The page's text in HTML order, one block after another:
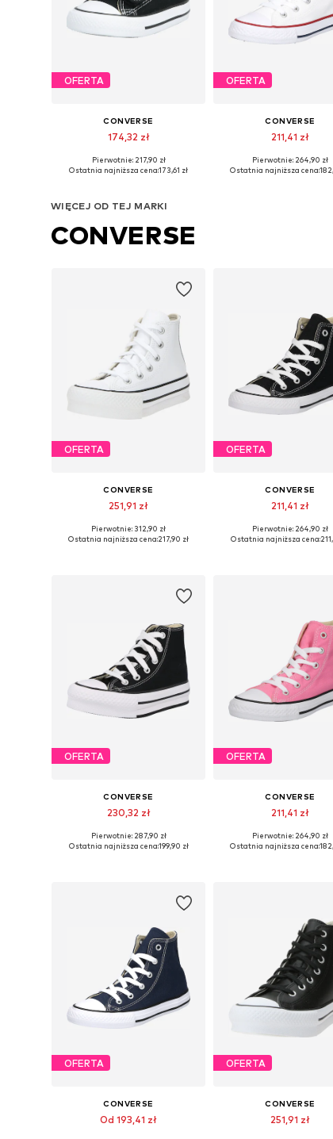
OFERTA
CONVERSE
174,32 zł
Dostępne w różnych rozmiarach
Pierwotnie: 217,90 zł
Ostatnia najniższa cena:173,61 zł
OFERTA
CONVERSE
211,41 zł
Dostępne w różnych
Pierwotnie: 264,90 zł
Ostatnia najniższa cena:
WIĘCEJ OD TEJ MARKI
CONVERSE
OFERTA
CONVERSE
251,91 zł
Dostępne w różnych rozmiarach
Pierwotnie: 312,90 zł
Ostatnia najniższa cena:217,90 zł
OFERTA
CONVERSE
211,41 zł
Dostępne w różnych
Pierwotnie: 264,90 zł
Ostatnia najniższa cena:
OFERTA
CONVERSE
230,32 zł
Dostępne w różnych rozmiarach
Pierwotnie: 287,90 zł
Ostatnia najniższa cena:199,90 zł
OFERTA
CONVERSE
211,41 zł
Dostępne w różnych
Pierwotnie: 264,90 zł
Ostatnia najniższa cena:
OFERTA
CONVERSE
Od 193,41 zł
OFERTA
CONVERSE
251,91 zł